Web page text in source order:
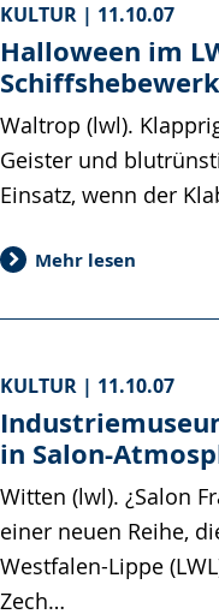
KULTUR | 11.10.07
Halloween im
Waltrop (lwl).
Geister und
Einsatz, wenn der
Mehr lesen
KULTUR | 11.10.07
in Salon-
Witten (lwl). ¿Salon
einer neuen Reihe,
Westfalen-Lippe
Zech…